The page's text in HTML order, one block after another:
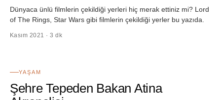
Dünyaca ünlü filmlerin çekildiği yerleri hiç merak ettiniz mi? Lord
of The Rings, Star Wars gibi filmlerin çekildiği yerler bu yazıda.
Kasım 2021 · 3 dk
YAŞAM
Şehre Tepeden Bakan Atina